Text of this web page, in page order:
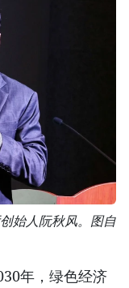
始人阮秋风。图自
年，绿色经济